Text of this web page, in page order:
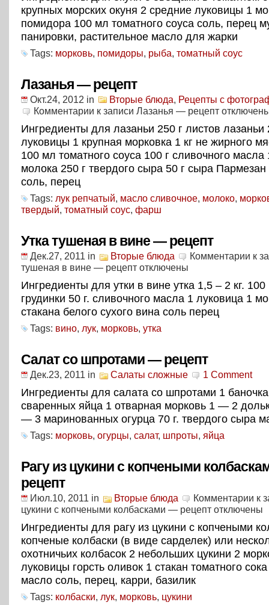
крупных морских окуня 2 средние луковицы 1
помидора 100 мл томатного соуса соль, перец
панировки, растительное масло для жарки
Tags: морковь, помидоры, рыба, томатный соус
Лазанья — рецепт
Окт.24, 2012 in Вторые блюда, Рецепты с
Комментарии к записи Лазанья — рецепт
Ингредиенты для лазаньи 250 г листов лазаньи
луковицы 1 крупная морковка 1 кг не жирного
100 мл томатного соуса 100 г сливочного масла
молока 250 г твердого сыра 50 г сыра Пармезан
соль, перец
Tags: лук репчатый, масло сливочное, молоко,
твердый, томатный соус, фарш
Утка тушеная в вине — рецепт
Дек.27, 2011 in Вторые блюда Комментарии к
тушеная в вине — рецепт отключены
Ингредиенты для утки в вине утка 1,5 – 2 кг. 100
грудинки 50 г. сливочного масла 1 луковица 1
стакана белого сухого вина соль перец
Tags: вино, лук, морковь, утка
Салат со шпротами — рецепт
Дек.23, 2011 in Салаты сложные 1 Comment
Ингредиенты для салата со шпротами 1
сваренных яйца 1 отварная морковь 1 — 2
— 3 маринованных огурца 70 г. твердого сыра
Tags: морковь, огурцы, салат, шпроты, яйца
Рагу из цукини с копчеными
рецепт
Июл.10, 2011 in Вторые блюда Комментарии к
цукини с копчеными колбасками — рецепт отключены
Ингредиенты для рагу из цукини с копчеными
копченые колбаски (в виде сарделек) или
охотничьих колбасок 2 небольших цукини 2
луковицы горсть оливок 1 стакан томатного
масло соль, перец, карри, базилик
Tags: колбаски, лук, морковь, цукини